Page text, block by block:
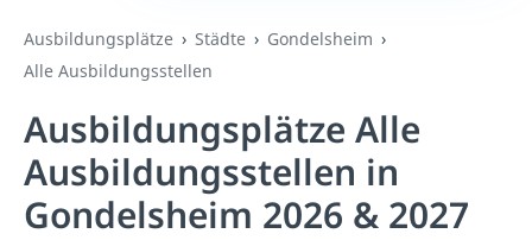
Ausbildungsplätze Städte
Gondelsheim
Alle Ausbildungsstellen
Ausbildungsplätze Alle
Ausbildungsstellen in
Gondelsheim 2026 & 2027